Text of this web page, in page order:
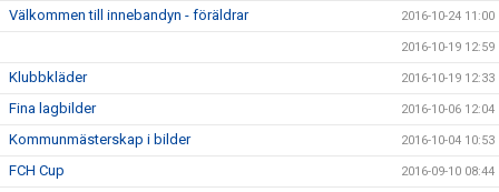
Välkommen till innebandyn - föräldrar 2016-10-24 11:00
2016-10-19 12:59
Klubbkläder 2016-10-19 12:33
Fina lagbilder 2016-10-06 12:04
Kommunmästerskap i bilder 2016-10-04 10:53
FCH Cup 2016-09-10 08:44